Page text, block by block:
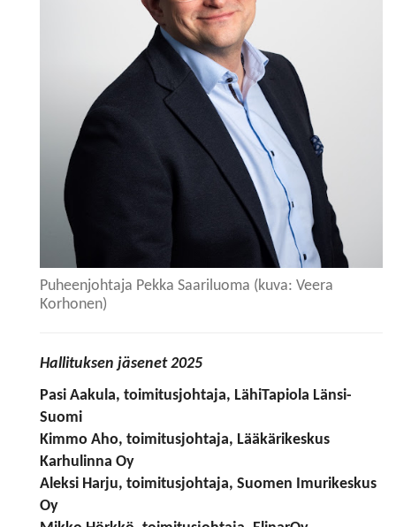
Puheenjohtaja Pekka Saariluoma (kuva: Veera
Korhonen)
Hallituksen jäsenet 2025
Pasi Aakula, toimitusjohtaja, LähiTapiola Länsi-
Suomi
Kimmo Aho, toimitusjohtaja, Lääkärikeskus
Karhulinna Oy
Aleksi Harju, toimitusjohtaja, Suomen Imurikeskus
Oy